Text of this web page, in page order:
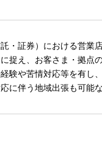
・証券）における営
捉え、お客さま・拠点
験や苦情対応等を有
に伴う地域出張も可能